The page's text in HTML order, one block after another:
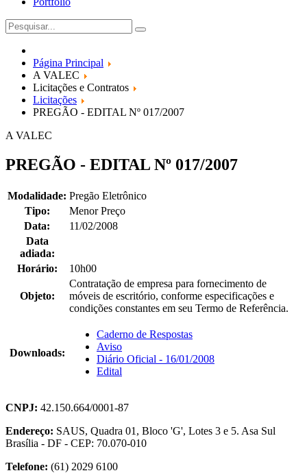
Página Principal
A VALEC
Licitações e Contratos
Licitações
PREGÃO - EDITAL Nº 017/2007
A VALEC
PREGÃO - EDITAL Nº 017/2007
Modalidade: Pregão Eletrônico
Tipo:
Menor Preço
Data:
11/02/2008
Data
adiada:
Horário:
10h00
Objeto:
Contratação de empresa para fornecimento de
móveis de escritório, conforme especificações e
condições constantes em seu Termo de Referência.
Downloads:
Caderno de Respostas
Aviso
Diário Oficial - 16/01/2008
Edital
CNPJ: 42.150.664/0001-87
Endereço: SAUS, Quadra 01, Bloco 'G', Lotes 3 e 5. Asa Sul
Brasília - DF - CEP: 70.070-010
Telefone: (61) 2029 6100